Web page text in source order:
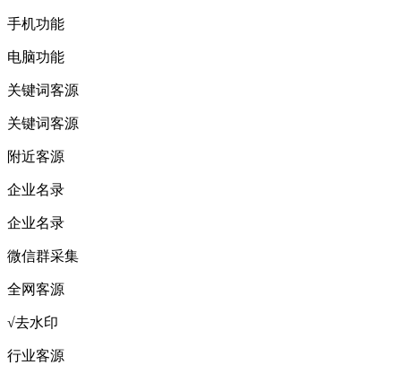
手机功能
电脑功能
关键词客源
关键词客源
附近客源
企业名录
企业名录
微信群采集
全网客源
√去水印
行业客源